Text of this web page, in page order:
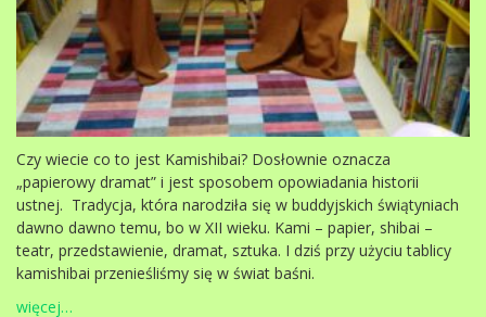
Czy wiecie co to jest Kamishibai? Dosłownie oznacza
„papierowy dramat” i jest sposobem opowiadania historii
ustnej. Tradycja, która narodziła się w buddyjskich świątyniach
dawno dawno temu, bo w XII wieku. Kami – papier, shibai –
teatr, przedstawienie, dramat, sztuka. I dziś przy użyciu tablicy
kamishibai przenieśliśmy się w świat baśni.
więcej…